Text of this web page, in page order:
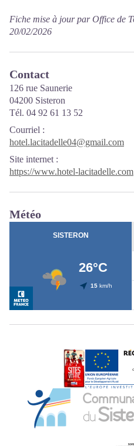
Fiche mise à jour par Office de
20/02/2026
Contact
126 rue Saunerie
04200 Sisteron
Tél. 04 92 61 13 52
Courriel :
hotel.lacitadelle04@gmail.com
Site internet :
https://www.hotel-lacitadelle.com
Météo